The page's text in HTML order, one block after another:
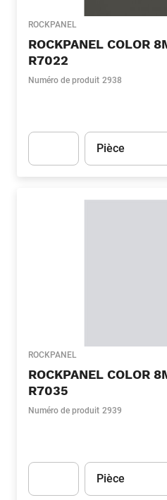
ROCKPANEL
ROCKPANEL COLOR
R7022
Numéro de produit 2938
Unité
Pièce
ROCKPANEL
ROCKPANEL COLOR
R7035
Numéro de produit 2939
Unité
Pièce